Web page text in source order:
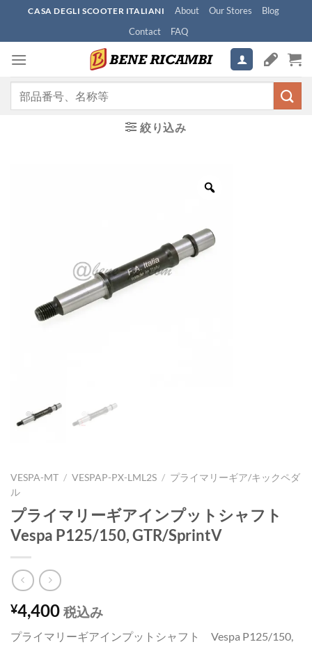
content
CASA DEGLI SCOOTER ITALIANI About Our Stores
Blog
Contact
FAQ
絞り込み
VESPA-MT / VESPAP-PX-LML2S / プライマリーギア/キックペダ
ル
プライマリーギアインプットシャフト
Vespa P125/150, GTR/SprintV
¥4,400 税込み
プライマリーギアインプットシャフト Vespa P125/150,